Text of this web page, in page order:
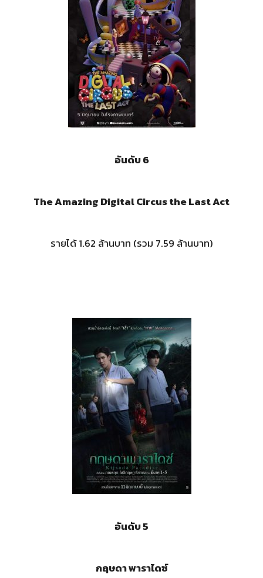
อันดับ 6
The Amazing Digital Circus the Last Act
รายได้ 1.62 ล้านบาท (รวม 7.59 ล้านบาท)
อันดับ 5
กฤษดา พาราไดซ์